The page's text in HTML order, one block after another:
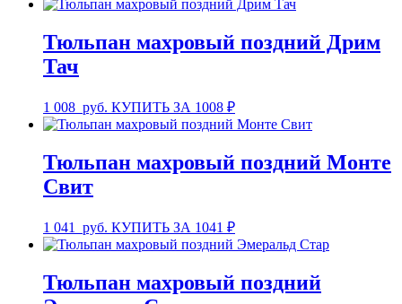
Тюльпан махровый поздний Дрим
Тач
1 008 руб. КУПИТЬ ЗА 1008 ₽
Тюльпан махровый поздний Монте
Свит
1 041 руб. КУПИТЬ ЗА 1041 ₽
Тюльпан махровый поздний